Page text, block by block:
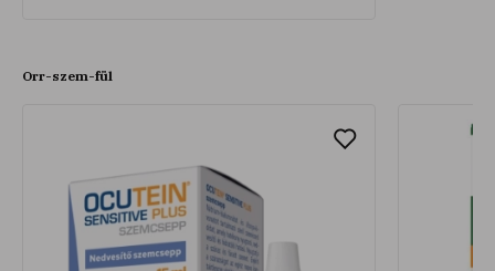
Orr-szem-fül